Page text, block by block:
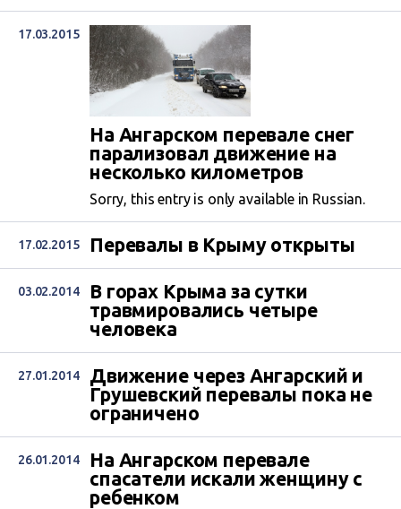
17.03.2015
На Ангарском перевале снег
парализовал движение на
несколько километров
Sorry, this entry is only available in Russian.
17.02.2015 Перевалы в Крыму открыты
03.02.2014
В горах Крыма за сутки
травмировались четыре
человека
27.01.2014
Движение через Ангарский и
Грушевский перевалы пока не
ограничено
26.01.2014
На Ангарском перевале
спасатели искали женщину с
ребенком